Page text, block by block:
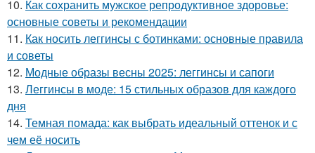
10. Как сохранить мужское репродуктивное здоровье:
основные советы и рекомендации
11. Как носить леггинсы с ботинками: основные правила
и советы
12. Модные образы весны 2025: леггинсы и сапоги
13. Леггинсы в моде: 15 стильных образов для каждого
дня
14. Темная помада: как выбрать идеальный оттенок и с
чем её носить